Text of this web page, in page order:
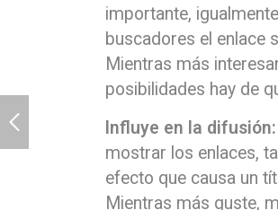
importante,
buscadores el enlace
Mientras más
posibilidades hay de
Influye en la difusión:
mostrar los enlaces,
efecto que causa un
Mientras más guste,